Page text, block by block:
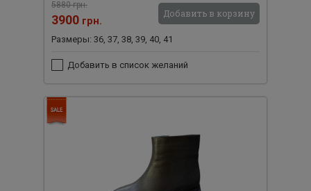
5880 грн.
3900 грн.
Добавить в корзину
Размеры: 36, 37, 38, 39, 40, 41
Добавить в список желаний